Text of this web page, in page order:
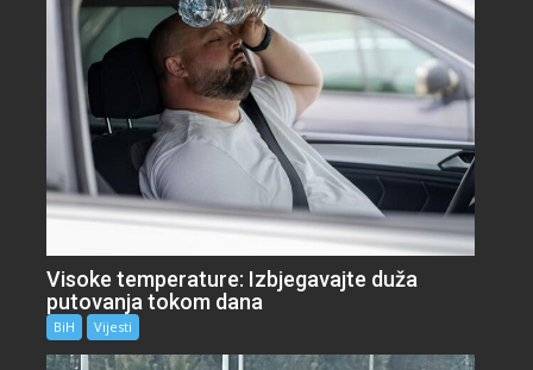
Visoke temperature: Izbjegavajte duža
putovanja tokom dana
BiH Vijesti